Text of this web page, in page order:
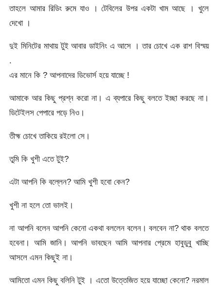
তাহলে আমার রিডিং রুমে যাও । টেবিলের উপর একটা খাম আছে । খুলে
দেখো ।
দুই মিনিটের মাথায় টুই আবার ডাইনিং এ আসে । তার চোখে এক রাশ বিস্ময়
.
এর মানে কি ? আপনাদের ডিভোর্স হয়ে যাচ্ছে !
আমাকে আর কিছু প্রশ্ন করো না। এ ব্যপারে কিছু বলতে ইচ্ছা করছে না।
ডিটেইলস পেপারে পড়ে নিও।
তীহ্ম চোখে তাকিয়ে রইলো সে।
তুমি কি খুশী এতে টুই?
এটা আপনি কি বল্লেন? আমি খুশী হবো কেন?
খুশী না হলে তো ভালই।
না আপনি বলেন আপনি কেনো একথা বললেন বলেন। বলবেন না? থাক বলতে
হবেনা। আমি জানি। আপনি ভাবছেন আমি আপনার প্রেমে হাবুডুবু খাচ্ছি
আসলে এমন কিছুই না।
আমিতো এমন কিছু বলিনি টুই । এতো উত্তেজিত হয়ে যাচ্ছো কেনো? নরমাল